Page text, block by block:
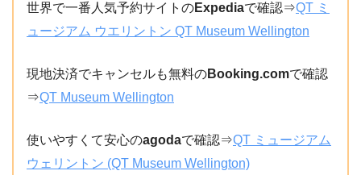
世界で一番人気予約サイトのExpediaで確認⇒QT ミ
ュージアム ウエリントン QT Museum Wellington
現地決済でキャンセルも無料のBooking.comで確認
⇒QT Museum Wellington
使いやすくて安心のagodaで確認⇒QT ミュージアム
ウェリントン (QT Museum Wellington)